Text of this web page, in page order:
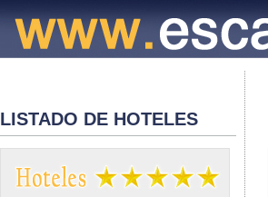
LISTADO DE HOTELES